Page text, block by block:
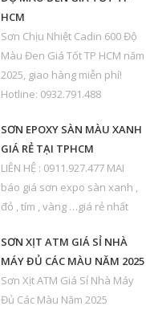
HCM
Sơn Chịu Nhiệt Cadin 600 Độ
Màu Đen Giá Tốt TP HCM năm
2025, giao hàng miễn phí!
Hotline: 0932.791.488
SƠN EPOXY SÀN MÀU XANH
GIÁ RẺ TẠI TPHCM
LIÊN HỆ : 0911.927.477 MAI
báo giá sơn expo sàn xanh ,
đỏ , tím , vàng …giá rẻ nhất
SƠN XỊT ATM GIÁ SỈ NHÀ
MÁY ĐỦ CÁC MÀU NĂM 2025
Sơn Xịt ATM Giá Sỉ Nhà Máy
Đủ Các Màu Năm 2025